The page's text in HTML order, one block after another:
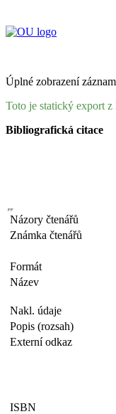
Úplné zobrazení
Toto je statický export z
Bibliografická citace
Názory čtenářů
Známka čtenářů
Formát
Název
Nakl. údaje
Popis (rozsah)
Externí odkaz
ISBN